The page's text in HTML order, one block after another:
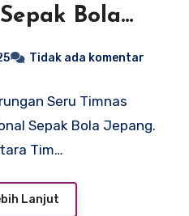
Bola
Tidak ada komentar
Seru Timnas
Sepak Bola Jepang.
Tim…
Lanjut